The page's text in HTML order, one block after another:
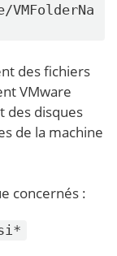
VMFolderNa
des fichiers
VMware
des disques
de la machine
concernés :